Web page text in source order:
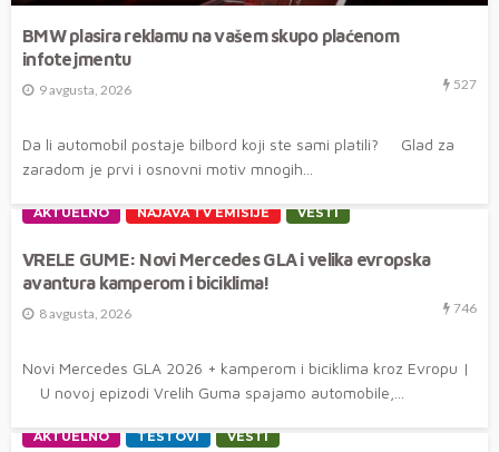
BMW plasira reklamu na vašem skupo plaćenom
infotejmentu
9 avgusta, 2026 527
Da li automobil postaje bilbord koji ste sami platili? Glad za
zaradom je prvi i osnovni motiv mnogih...
AKTUELNO NAJAVA TV EMISIJE VESTI
VRELE GUME: Novi Mercedes GLA i velika evropska
avantura kamperom i biciklima!
8 avgusta, 2026 746
Novi Mercedes GLA 2026 + kamperom i biciklima kroz Evropu |
U novoj epizodi Vrelih Guma spajamo automobile,...
AKTUELNO TESTOVI VESTI